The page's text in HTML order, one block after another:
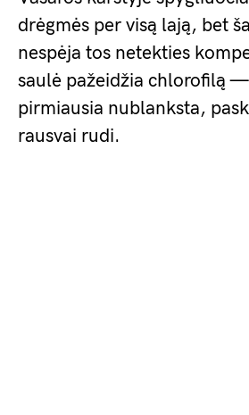
drėgmės per visą lają, bet
nespėja tos netekties
saulė pažeidžia chlorofilą
pirmiausia nublanksta,
rausvai rudi.